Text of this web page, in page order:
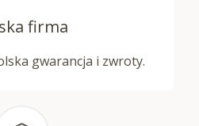
firma
gwarancja i zwroty.